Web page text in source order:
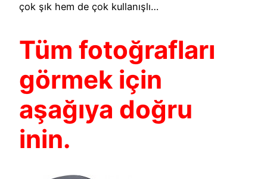
çok şık hem de çok kullanışlı…
Tüm fotoğrafları
görmek için
aşağıya doğru
inin.